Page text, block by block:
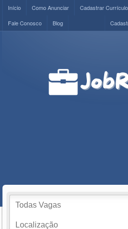
Início Como Anunciar Cadastrar Currículo
Fale Conosco
Blog